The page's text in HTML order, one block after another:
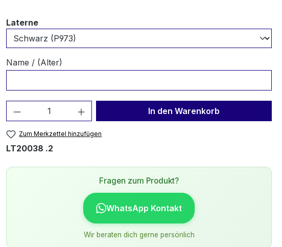
Laterneauswählen
Name / (Alter)
Produkt Anzahl: Gib den gewünschten Wert
In den Warenkorb
Zum Merkzettel hinzufügen
LT20038 .2
Fragen zum Produkt?
WhatsApp Kontakt
Wir beraten dich gerne persönlich